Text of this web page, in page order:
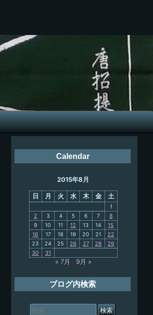
Calendar
2015年8月
日 月 火 水 木 金 土
1
2
3 4 5 6 7
8
9
10 11 12 13 14
15
16
17 18 19 20 21
22
23
24 25 26 27 28
29
30
31
« 7月 9月 »
ブログ内検索
索